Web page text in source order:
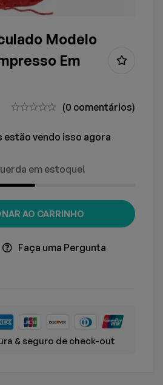
Modelo
Em
(0 comentários)
estão vendo isso agora
em estoque!
AO CARRINHO
Faça uma Pergunta
& seguro de check-out